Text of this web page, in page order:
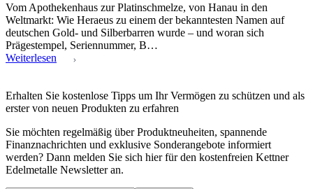
Vom Apothekenhaus zur Platinschmelze, von Hanau in den
Weltmarkt: Wie Heraeus zu einem der bekanntesten Namen auf
deutschen Gold- und Silberbarren wurde – und woran sich
Prägestempel, Seriennummer, B…
Weiterlesen
Erhalten Sie kostenlose Tipps um Ihr Vermögen zu schützen und als
erster von neuen Produkten zu erfahren
Sie möchten regelmäßig über Produktneuheiten, spannende
Finanznachrichten und exklusive Sonderangebote informiert
werden? Dann melden Sie sich hier für den kostenfreien Kettner
Edelmetalle Newsletter an.